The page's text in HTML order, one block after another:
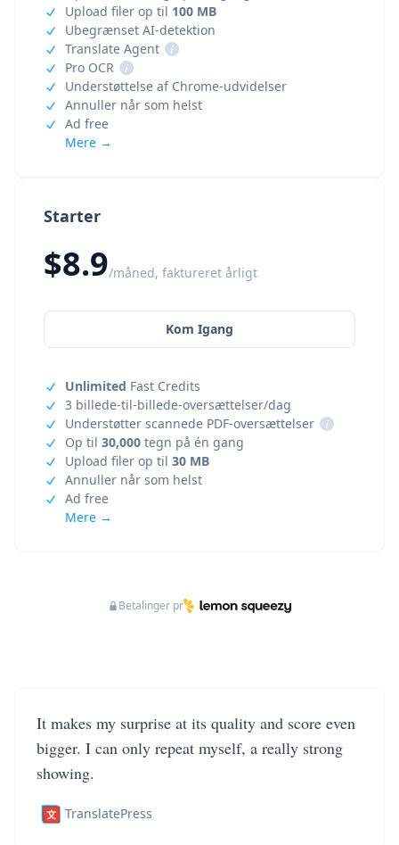
Starter
$8.9/måned, faktureret årligt
Kom Igang
Unlimited Fast Credits
3 billede-til-billede-oversættelser/dag
Understøtter scannede PDF-oversættelser
i
Op til 30,000 tegn på én gang
Upload filer op til 30 MB
Annuller når som helst
Ad free
Mere →
Upload filer op til 100 MB
Ubegrænset AI-detektion
Translate Agent
i
Pro OCR
i
Understøttelse af Chrome-udvidelser
Annuller når som helst
Ad free
Mere →
Betalinger pr
It makes my surprise at its quality and score even
bigger. I can only repeat myself, a really strong
showing.
TranslatePress